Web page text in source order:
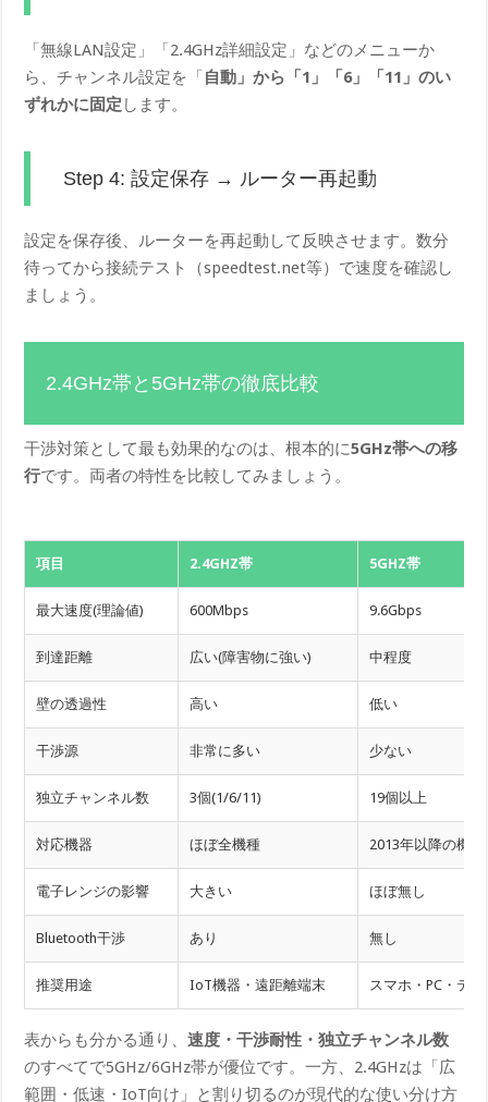
「無線LAN設定」「2.4GHz詳細設定」などのメニューか
ら、チャンネル設定を「自動」から「1」「6」「11」のい
ずれかに固定 します。
Step 4: 設定保存 → ルーター再起動
設定を保存後、ルーターを再起動して反映させます。数分
待ってから接続テスト（speedtest.net等）で速度を確認し
ましょう。
2.4GHz帯と5GHz帯の徹底比較
干渉対策として最も効果的なのは、根本的に5GHz帯への移
行です。両者の特性を比較してみましょう。
項目 2.4GHZ帯 5GHZ帯
最大速度(理論値) 600Mbps 9.6Gbps
到達距離 広い(障害物に強い) 中程度
壁の透過性 高い 低い
干渉源 非常に多い 少ない
独立チャンネル数 3個(1/6/11) 19個以上
対応機器 ほぼ全機種 2013年以降の機種
電子レンジの影響 大きい ほぼ無し
Bluetooth干渉 あり 無し
推奨用途 IoT機器・遠距離端末 スマホ・PC・テ
表からも分かる通り、速度・干渉耐性・独立チャンネル数
のすべてで5GHz/6GHz帯が優位です。一方、2.4GHzは「広
範囲・低速・IoT向け」と割り切るのが現代的な使い分け方